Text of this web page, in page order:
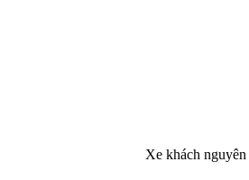
Xe khách